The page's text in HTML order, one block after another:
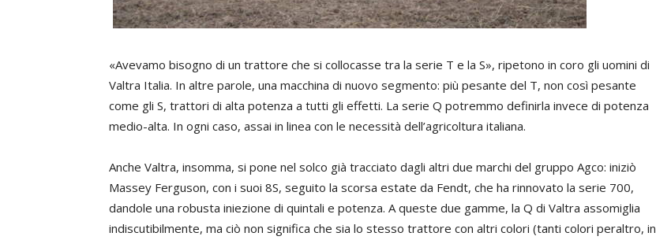
«Avevamo bisogno di un trattore che si collocasse tra la serie T e la S», ripetono in coro gli uomini di
Valtra Italia. In altre parole, una macchina di nuovo segmento: più pesante del T, non così pesante
come gli S, trattori di alta potenza a tutti gli effetti. La serie Q potremmo definirla invece di potenza
medio-alta. In ogni caso, assai in linea con le necessità dell’agricoltura italiana.
Anche Valtra, insomma, si pone nel solco già tracciato dagli altri due marchi del gruppo Agco: iniziò
Massey Ferguson, con i suoi 8S, seguito la scorsa estate da Fendt, che ha rinnovato la serie 700,
dandole una robusta iniezione di quintali e potenza. A queste due gamme, la Q di Valtra assomiglia
indiscutibilmente, ma ciò non significa che sia lo stesso trattore con altri colori (tanti colori peraltro, in